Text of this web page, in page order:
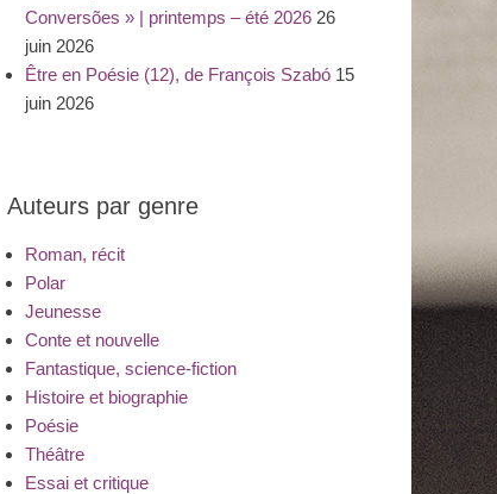
Conversões » | printemps – été 2026 26
juin 2026
Être en Poésie (12), de François Szabó 15
juin 2026
Auteurs par genre
Roman, récit
Polar
Jeunesse
Conte et nouvelle
Fantastique, science-fiction
Histoire et biographie
Poésie
Théâtre
Essai et critique